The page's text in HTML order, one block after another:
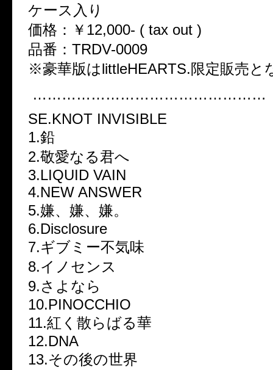
ケース入り
価格：￥12,000- ( tax out )
品番：TRDV-0009
※豪華版はlittleHEARTS.限定販売と
…………………………………………
SE.KNOT INVISIBLE
1.鉛
2.敬愛なる君へ
3.LIQUID VAIN
4.NEW ANSWER
5.嫌、嫌、嫌。
6.Disclosure
7.ギブミー不気味
8.イノセンス
9.さよなら
10.PINOCCHIO
11.紅く散らばる華
12.DNA
13.その後の世界